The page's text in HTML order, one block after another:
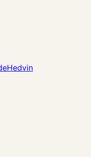
Hedvin